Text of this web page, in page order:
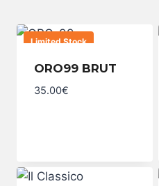
Limited Stock
ORO99 BRUT
35.00€
ORO99